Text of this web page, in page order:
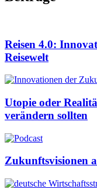
Reisen 4.0:
Reisewelt
Utopie oder
verändern sollten
Zukunftsvisionen